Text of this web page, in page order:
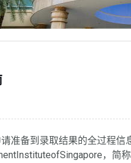
准备到录取结果的全过程信
，简